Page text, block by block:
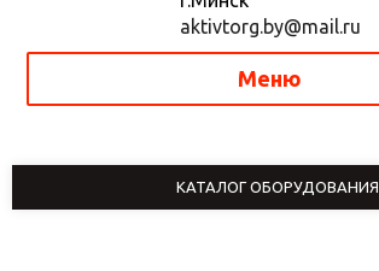
aktivtorg.by@mail.ru
Меню
КАТАЛОГ ОБОРУДОВАНИЯ